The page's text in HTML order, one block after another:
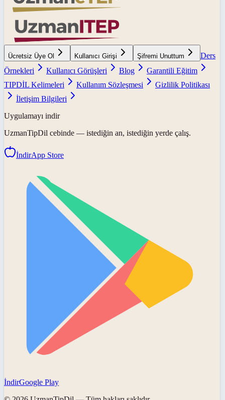
Ücretsiz Üye Ol Kullanıcı Girişi Şifremi Unuttum
Ders
Örnekleri
Kullanıcı Görüşleri Blog
Garantili Eğitim
TIPDİL Kelimeleri
Kullanım Sözleşmesi
Gizlilik Politikası
İletişim Bilgileri
Uygulamayı indir
UzmanTipDil cebinde — istediğin an, istediğin yerde çalış.
İndirApp Store
İndirGoogle Play